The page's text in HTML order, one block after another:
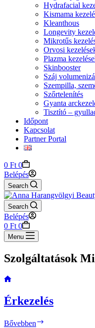
Hydrafacial
Kismama
Kleanthous
Longevity
Mikrotűs
Orvosi
Plazma
Skinbooster
Száj
Szempilla,
Szőrtelenítés
Gyanta
Tisztító –
Időpont
Kapcsolat
Partner Portal
Shopping
cart
0 Ft 0
Belépés
Search
Search
Belépés
Shopping
cart
0 Ft 0
Menu
Szolgáltatások
Home
Érkezelés
Bővebben